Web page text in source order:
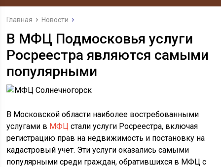
Главная Новости
В МФЦ Подмосковья услуги
Росреестра являются самыми
популярными
В Московской области наиболее востребованными
услугами в МФЦ стали услуги Росреестра, включая
регистрацию прав на недвижимость и постановку на
кадастровый учет. Эти услуги оказались самыми
популярными среди граждан, обратившихся в МФЦ с